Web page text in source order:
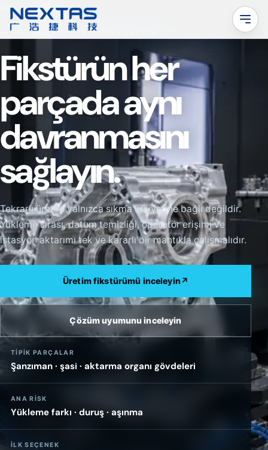
Tüm uygulamalar
OTOMOTIV / TEKRARLI ÜRETIM
Fikstürün her
parçada aynı
davranmasını
sağlayın.
Tekrarlı üretim yalnızca sıkma kuvvetine bağlı değildir.
Yükleme sırası, datum temizliği, operatör erişimi ve
istasyon aktarımı tek ve kararlı bir mantıkla çalışmalıdır.
Üretim fikstürümü inceleyin↗
Çözüm uyumunu inceleyin
TIPIK PARÇALAR
Şanzıman · şasi · aktarma organı gövdeleri
ANA RISK
Yükleme farkı · duruş · aşınma
İLK SEÇENEK